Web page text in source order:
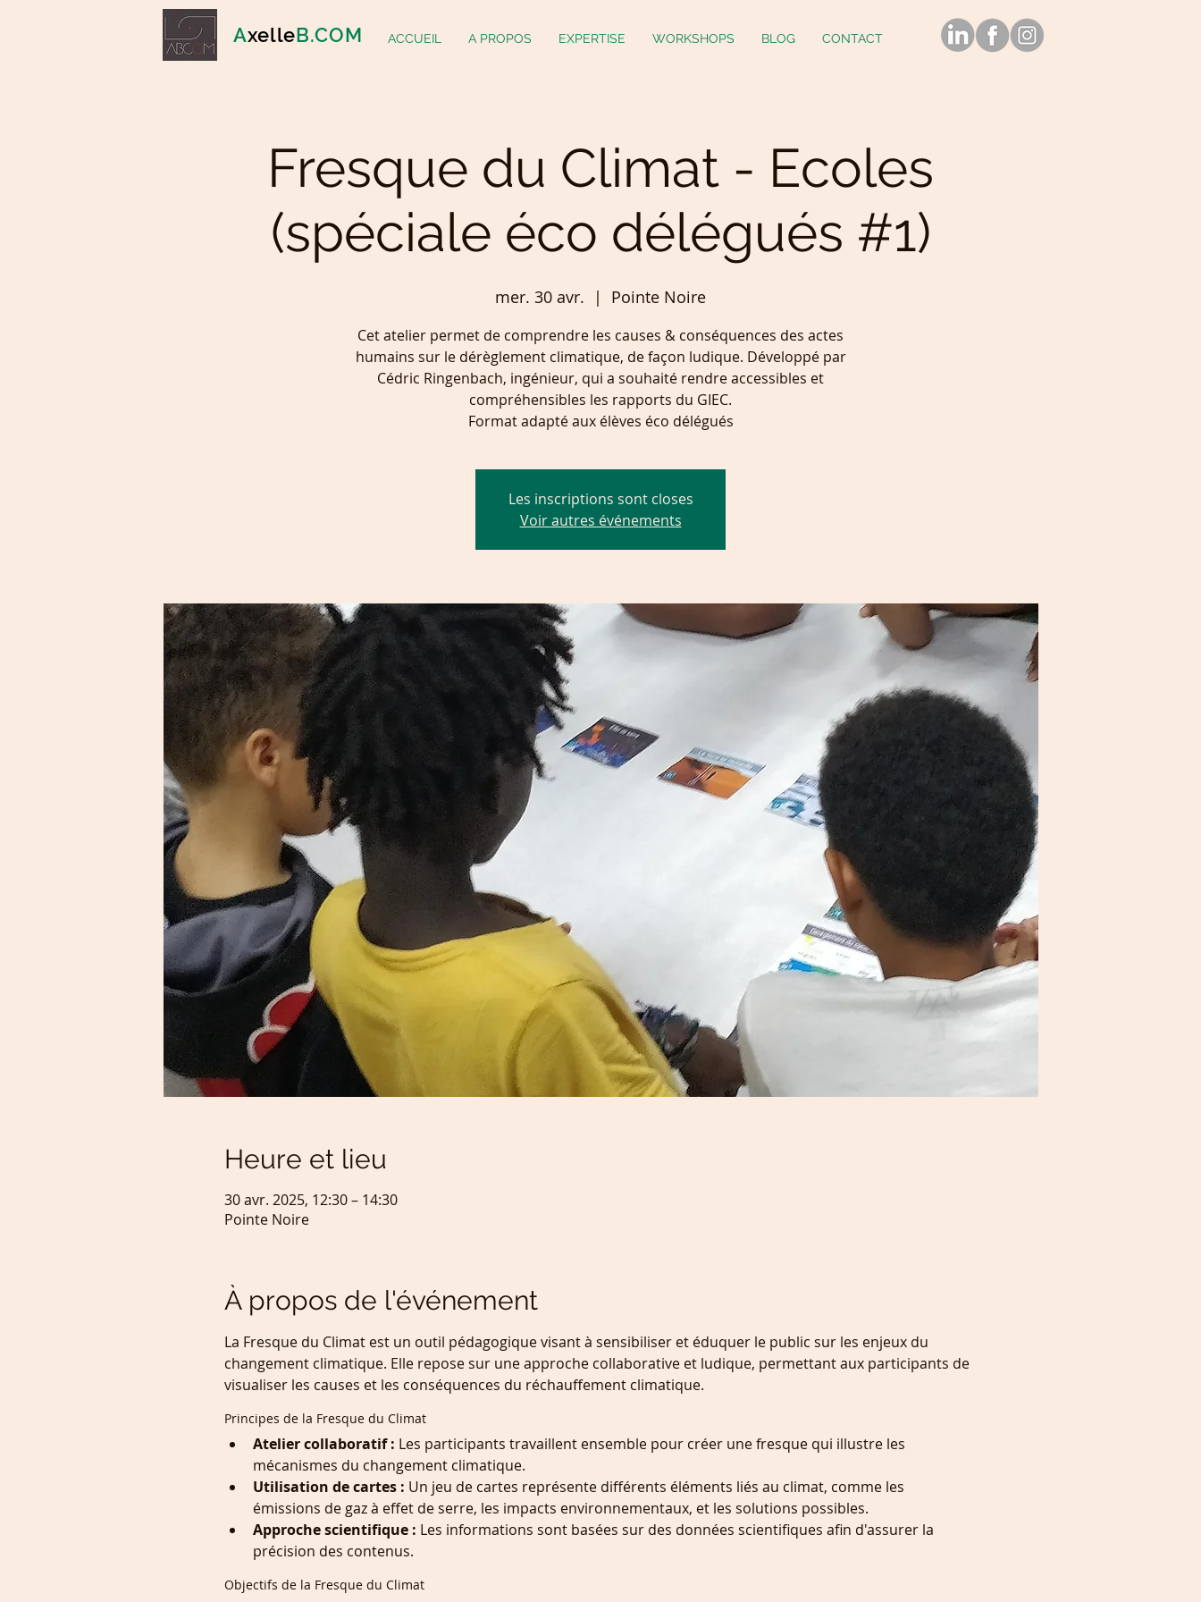
AxelleB.COM ACCUEIL A PROPOS EXPERTISE WORKSHOPS BLOG CONTACT
Fresque du Climat - Ecoles
(spéciale éco délégués #1)
mer. 30 avr.
  |
Pointe Noire
Cet atelier permet de comprendre les causes & conséquences des actes
humains sur le dérèglement climatique, de façon ludique. Développé par
Cédric Ringenbach, ingénieur, qui a souhaité rendre accessibles et
compréhensibles les rapports du GIEC.
Format adapté aux élèves éco délégués
Les inscriptions sont closes
Voir autres événements
Heure et lieu
30 avr. 2025, 12:30 – 14:30
Pointe Noire
À propos de l'événement
La Fresque du Climat est un outil pédagogique visant à sensibiliser et éduquer le public sur les enjeux du
changement climatique. Elle repose sur une approche collaborative et ludique, permettant aux participants de
visualiser les causes et les conséquences du réchauffement climatique.
Principes de la Fresque du Climat
Atelier collaboratif : Les participants travaillent ensemble pour créer une fresque qui illustre les
mécanismes du changement climatique.
Utilisation de cartes : Un jeu de cartes représente différents éléments liés au climat, comme les
émissions de gaz à effet de serre, les impacts environnementaux, et les solutions possibles.
Approche scientifique : Les informations sont basées sur des données scientifiques afin d'assurer la
précision des contenus.
Objectifs de la Fresque du Climat